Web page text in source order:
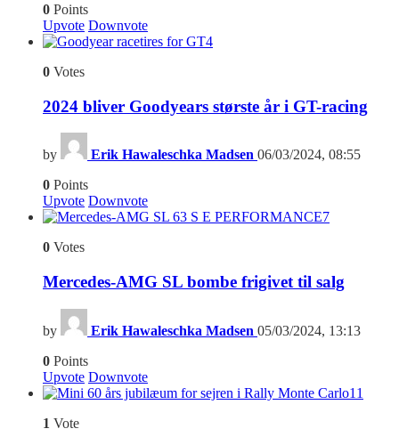
0 Points
Upvote Downvote
4
0 Votes
2024 bliver Goodyears største år i GT-racing
by Erik Hawaleschka Madsen 06/03/2024, 08:55
0 Points
Upvote Downvote
7
0 Votes
Mercedes-AMG SL bombe frigivet til salg
by Erik Hawaleschka Madsen 05/03/2024, 13:13
0 Points
Upvote Downvote
11
1 Vote